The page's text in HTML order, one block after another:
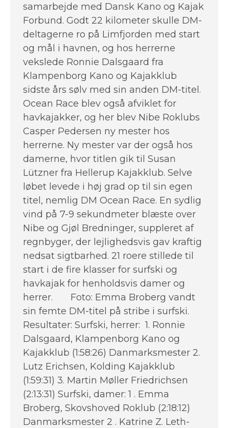
samarbejde med Dansk Kano og Kajak
Forbund. Godt 22 kilometer skulle DM-
deltagerne ro på Limfjorden med start
og mål i havnen, og hos herrerne
vekslede Ronnie Dalsgaard fra
Klampenborg Kano og Kajakklub
sidste års sølv med sin anden DM-titel.
Ocean Race blev også afviklet for
havkajakker, og her blev Nibe Roklubs
Casper Pedersen ny mester hos
herrerne. Ny mester var der også hos
damerne, hvor titlen gik til Susan
Lützner fra Hellerup Kajakklub. Selve
løbet levede i høj grad op til sin egen
titel, nemlig DM Ocean Race. En sydlig
vind på 7-9 sekundmeter blæste over
Nibe og Gjøl Bredninger, suppleret af
regnbyger, der lejlighedsvis gav kraftig
nedsat sigtbarhed. 21 roere stillede til
start i de fire klasser for surfski og
havkajak for henholdsvis damer og
herrer. Foto: Emma Broberg vandt
sin femte DM-titel på stribe i surfski.
Resultater: Surfski, herrer: 1. Ronnie
Dalsgaard, Klampenborg Kano og
Kajakklub (1:58:26) Danmarksmester 2.
Lutz Erichsen, Kolding Kajakklub
(1:59:31) 3. Martin Møller Friedrichsen
(2:13:31) Surfski, damer: 1 . Emma
Broberg, Skovshoved Roklub (2:18:12)
Danmarksmester 2 . Katrine Z. Leth-